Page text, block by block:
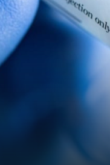
OPTICKÉ
KLAMY